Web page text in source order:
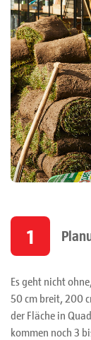
1
Es geht nicht
50 cm breit, 200
der Fläche in
kommen noch 3